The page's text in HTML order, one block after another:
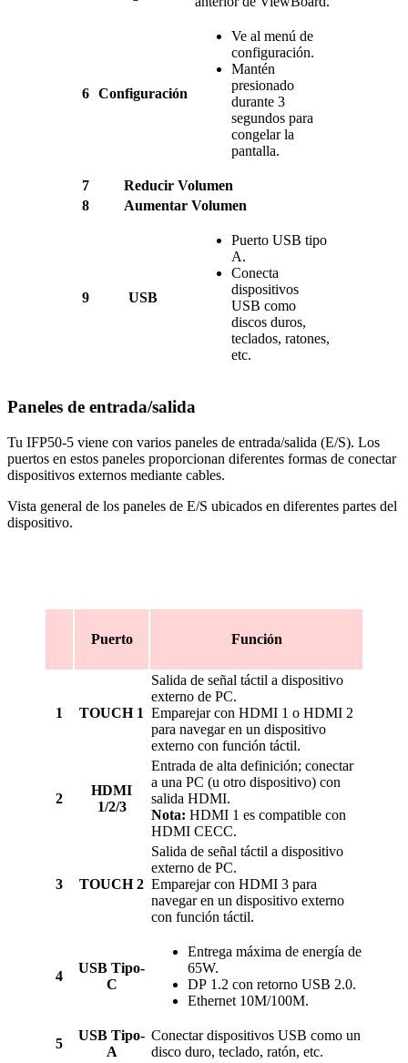
6 Configuración
Ve al menú de
configuración.
Mantén
presionado
durante 3
segundos para
congelar la
pantalla.
7
Reducir Volumen
8
Aumentar Volumen
9 USB
Puerto USB tipo
A.
Conecta
dispositivos
USB como
discos duros,
teclados, ratones,
etc.
Paneles de entrada/salida
Tu IFP50-5 viene con varios paneles de entrada/salida (E/S). Los
puertos en estos paneles proporcionan diferentes formas de conectar
dispositivos externos mediante cables.
Vista general de los paneles de E/S ubicados en diferentes partes del
dispositivo.
Puerto Función
1 TOUCH 1
Salida de señal táctil a dispositivo
externo de PC.
Emparejar con HDMI 1 o HDMI 2
para navegar en un dispositivo
externo con función táctil.
2
HDMI
1/2/3
Entrada de alta definición; conectar
a una PC (u otro dispositivo) con
salida HDMI.
Nota: HDMI 1 es compatible con
HDMI CECC.
3 TOUCH 2
Salida de señal táctil a dispositivo
externo de PC.
Emparejar con HDMI 3 para
navegar en un dispositivo externo
con función táctil.
4
USB Tipo-
C
Entrega máxima de energía de
65W.
DP 1.2 con retorno USB 2.0.
Ethernet 10M/100M.
5
USB Tipo-
A
Conectar dispositivos USB como un
disco duro, teclado, ratón, etc.